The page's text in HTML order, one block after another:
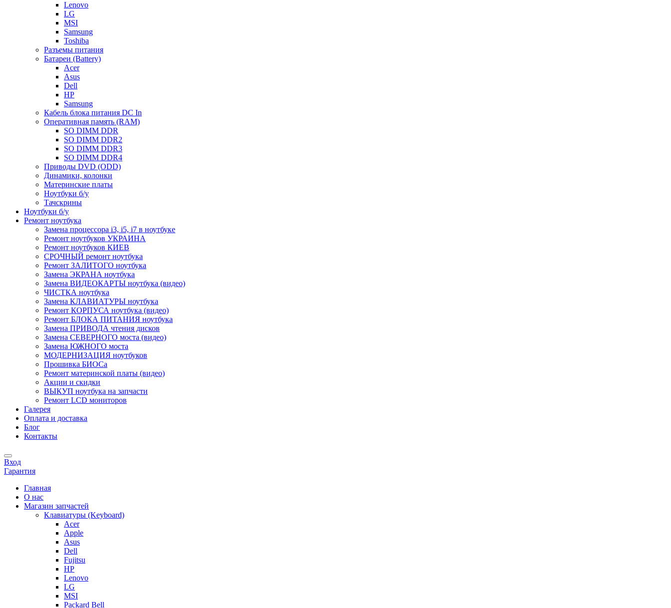
Lenovo
LG
MSI
Samsung
Toshiba
Разъемы питания
Батареи (Battery)
Acer
Asus
Dell
HP
Samsung
Кабель блока питания DC In
Оперативная память (RAM)
SO DIMM DDR
SO DIMM DDR2
SO DIMM DDR3
SO DIMM DDR4
Приводы DVD (ODD)
Динамики, колонки
Материнские платы
Ноутбуки б/у
Тачскрины
Ноутбуки б/у
Ремонт ноутбука
Замена процессора i3, i5, i7 в ноутбуке
Ремонт ноутбуков УКРАИНА
Ремонт ноутбуков КИЕВ
СРОЧНЫЙ ремонт ноутбука
Ремонт ЗАЛИТОГО ноутбука
Замена ЭКРАНА ноутбука
Замена ВИДЕОКАРТЫ ноутбука (видео)
ЧИСТКА ноутбука
Замена КЛАВИАТУРЫ ноутбука
Ремонт КОРПУСА ноутбука (видео)
Ремонт БЛОКА ПИТАНИЯ ноутбука
Замена ПРИВОДА чтения дисков
Замена СЕВЕРНОГО моста (видео)
Замена ЮЖНОГО моста
МОДЕРНИЗАЦИЯ ноутбуков
Прошивка БИОСа
Ремонт материнской платы (видео)
Акции и скидки
ВЫКУП ноутбука на запчасти
Ремонт LCD мониторов
Галерея
Оплата и доставка
Блог
Контакты
Вход
Гарантия
Главная
О нас
Магазин запчастей
Клавиатуры (Keyboard)
Acer
Apple
Asus
Dell
Fujitsu
HP
Lenovo
LG
MSI
Packard Bell